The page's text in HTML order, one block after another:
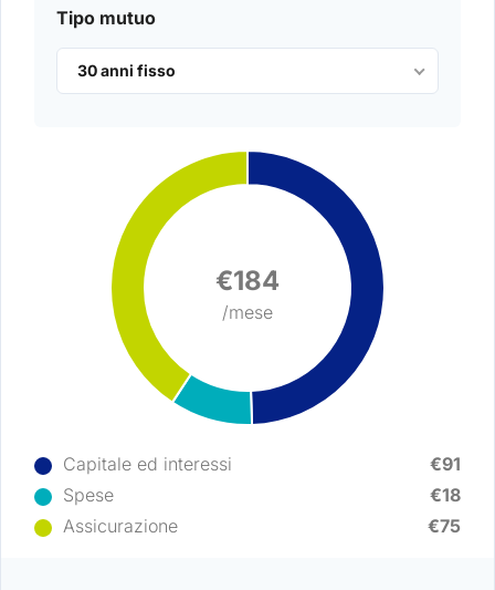
Tipo mutuo
30 anni fisso
€184
/mese
Capitale ed interessi
€91
Spese
€18
Assicurazione
€75